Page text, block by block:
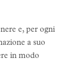
e, per ogni
a suo
in modo